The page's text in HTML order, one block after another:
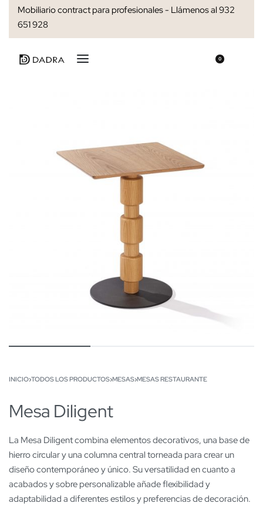
Mobiliario contract para profesionales - Llámenos al 932
651 928
0
INICIO›TODOS LOS PRODUCTOS›MESAS›MESAS RESTAURANTE
Mesa Diligent
La Mesa Diligent combina elementos decorativos, una base de
hierro circular y una columna central torneada para crear un
diseño contemporáneo y único. Su versatilidad en cuanto a
acabados y sobre personalizable añade flexibilidad y
adaptabilidad a diferentes estilos y preferencias de decoración.